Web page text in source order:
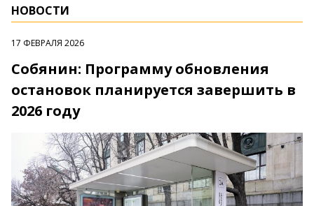
НОВОСТИ
17 ФЕВРАЛЯ 2026
Собянин: Программу обновления
остановок планируется завершить в
2026 году